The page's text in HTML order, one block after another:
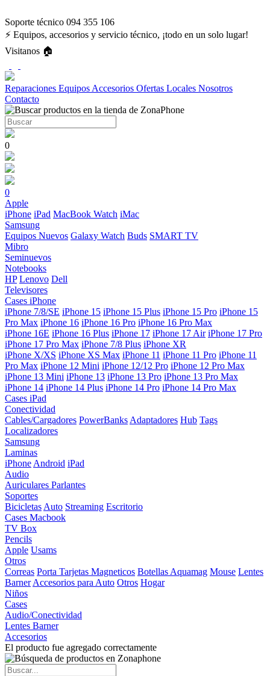
Soporte técnico 094 355 106
⚡ Equipos, accesorios y servicio técnico, ¡todo en un solo lugar!
Visitanos 🏠
Reparaciones Equipos Accesorios Ofertas Locales Nosotros
Contacto
0
0
Apple
iPhone iPad MacBook Watch iMac
Samsung
Equipos Nuevos Galaxy Watch Buds SMART TV
Mibro
Seminuevos
Notebooks
HP Lenovo Dell
Televisores
Cases iPhone
iPhone 7/8/SE iPhone 15 iPhone 15 Plus iPhone 15 Pro iPhone 15
Pro Max iPhone 16 iPhone 16 Pro iPhone 16 Pro Max
iPhone 16E iPhone 16 Plus iPhone 17 iPhone 17 Air iPhone 17 Pro
iPhone 17 Pro Max iPhone 7/8 Plus iPhone XR
iPhone X/XS iPhone XS Max iPhone 11 iPhone 11 Pro iPhone 11
Pro Max iPhone 12 Mini iPhone 12/12 Pro iPhone 12 Pro Max
iPhone 13 Mini iPhone 13 iPhone 13 Pro iPhone 13 Pro Max
iPhone 14 iPhone 14 Plus iPhone 14 Pro iPhone 14 Pro Max
Cases iPad
Conectividad
Cables/Cargadores PowerBanks Adaptadores Hub Tags
Localizadores
Samsung
Laminas
iPhone Android iPad
Audio
Auriculares Parlantes
Soportes
Bicicletas Auto Streaming Escritorio
Cases Macbook
TV Box
Pencils
Apple Usams
Otros
Correas Porta Tarjetas Magneticos Botellas Aquamag Mouse Lentes
Barner Accesorios para Auto Otros Hogar
Niños
Cases
Audio/Conectividad
Lentes Barner
Accesorios
El producto fue agregado correctamente